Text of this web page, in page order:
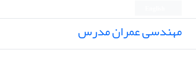
مهندسی عمران مدرس